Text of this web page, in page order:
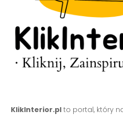
KlikInterior.pl to portal, który